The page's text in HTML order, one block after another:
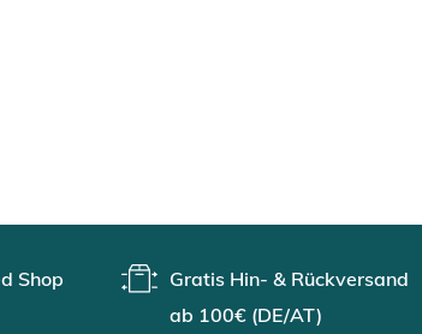
Shop
Gratis Hin- & Rückversand
ab 100€ (DE/AT)